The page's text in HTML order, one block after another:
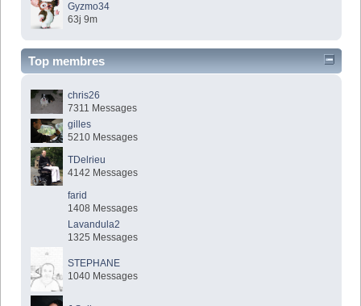
Gyzmo34
63j 9m
Top membres
chris26
7311 Messages
gilles
5210 Messages
TDelrieu
4142 Messages
farid
1408 Messages
Lavandula2
1325 Messages
STEPHANE
1040 Messages